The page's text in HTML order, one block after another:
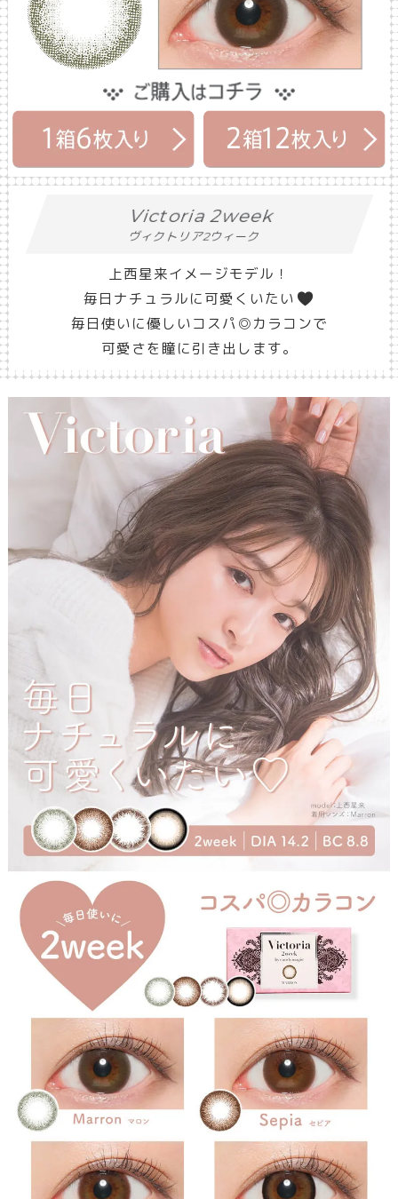
Victoria 2week
ヴィクトリア2ウィーク
上西星来イメージモデル！
毎日ナチュラルに可愛くいたい
毎日使いに優しいコスパ◎カラコンで
可愛さを瞳に引き出します。